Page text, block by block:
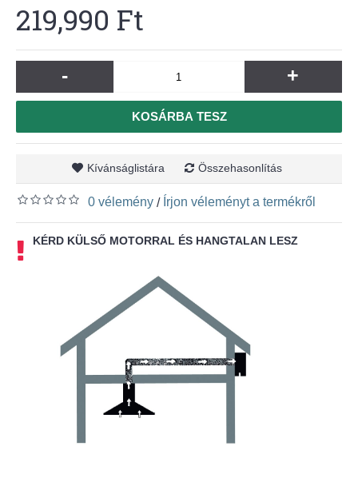
219,990 Ft
- +
KOSÁRBA TESZ
Kívánságlistára Összehasonlítás
0 vélemény / Írjon véleményt a termékről
KÉRD KÜLSŐ MOTORRAL ÉS HANGTALAN LESZ